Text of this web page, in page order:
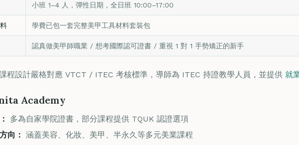
小班 1–4 人，彈性日期，全日班 10:00–17:00
學費已包一套完整美甲工具材料套裝包
認真做美甲師職業 / 想考國際認可證書 / 重視 1 對 1 手勢矯正的新手
程設計嚴格對應 VTCT / ITEC 考核標準，導師為 ITEC 持證教學人員，並提供 就
Academy
多為自家學院證書，部分課程提供 TQUK 認證選項
向： 涵蓋美容、化妝、美甲、半永久等多元美業課程